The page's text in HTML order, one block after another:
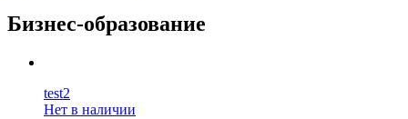
Бизнес-образование
test2
Нет в наличии